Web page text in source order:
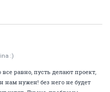
:)
равно, пусть делают проект,
нам нужен! без него не будет